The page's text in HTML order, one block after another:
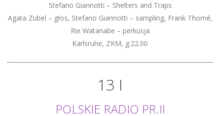
Stefano Giannotti – Shelters and Traps
Agata Zubel – głos, Stefano Giannotti – sampling, Frank Thomé,
Rie Watanabe – perkusja
Karlsruhe, ZKM, g.22.00
13 I
POLSKIE RADIO PR.II